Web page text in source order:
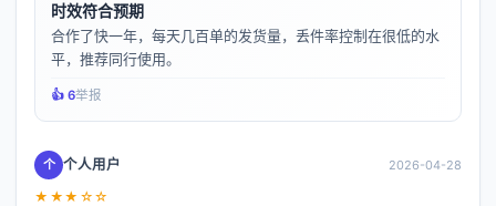
时效符合预期
合作了快一年，每天几百单的发货量，丢件率控制在很低的水
平，推荐同行使用。
👍️ 6举报
个 个人用户 2026-04-28
★★★☆☆